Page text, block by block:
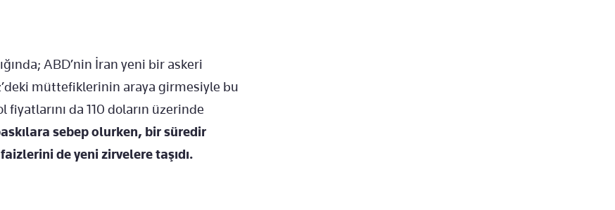
ABD’nin İran yeni bir askeri
müttefiklerinin araya girmesiyle bu
da 110 doların üzerinde
sebep olurken, bir süredir
de yeni zirvelere taşıdı.